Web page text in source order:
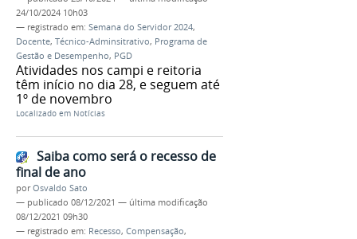
24/10/2024 10h03
— registrado em: Semana do Servidor 2024,
Docente, Técnico-Adminsitrativo, Programa de
Gestão e Desempenho, PGD
Atividades nos campi e reitoria
têm início no dia 28, e seguem até
1º de novembro
Localizado em Notícias
Saiba como será o recesso de
final de ano
porOsvaldo Sato
— publicado 08/12/2021 — última modificação
08/12/2021 09h30
— registrado em: Recesso, Compensação,